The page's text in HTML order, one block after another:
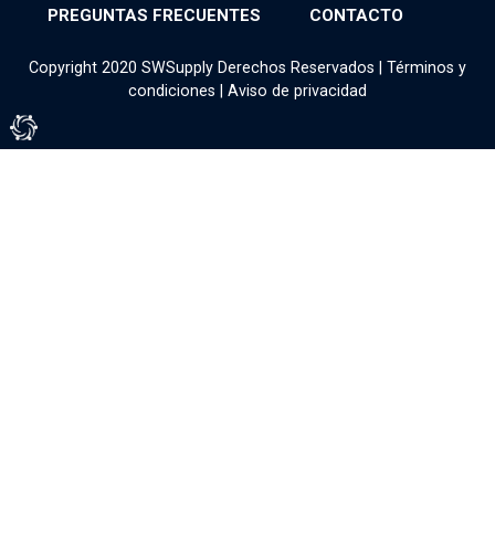
PREGUNTAS FRECUENTES
CONTACTO
Copyright 2020 SWSupply Derechos Reservados | Términos y
condiciones
Aviso de privacidad